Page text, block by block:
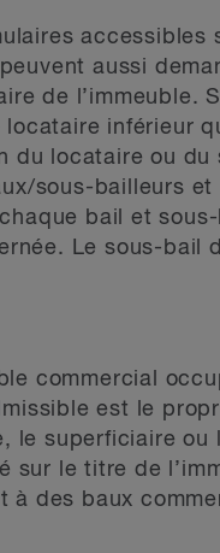
aussi
de l’immeuble.
inférieur
locataire ou
sous-bailleurs
bail et
Le sous-bail
commercial
est le
superficiaire ou
le titre de
à des baux